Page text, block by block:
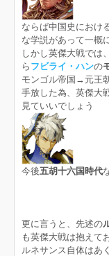
ならば中国史におけ
な学説があって一概
しかし英傑大戦では
ら フビライ・ハンの
モンゴル帝国→元王
手放した為、英傑大
見ていいでしょう
今後五胡十六国時代
更に言うと、先述の
も英傑大戦は抱えて
ルネサンス自体はあ